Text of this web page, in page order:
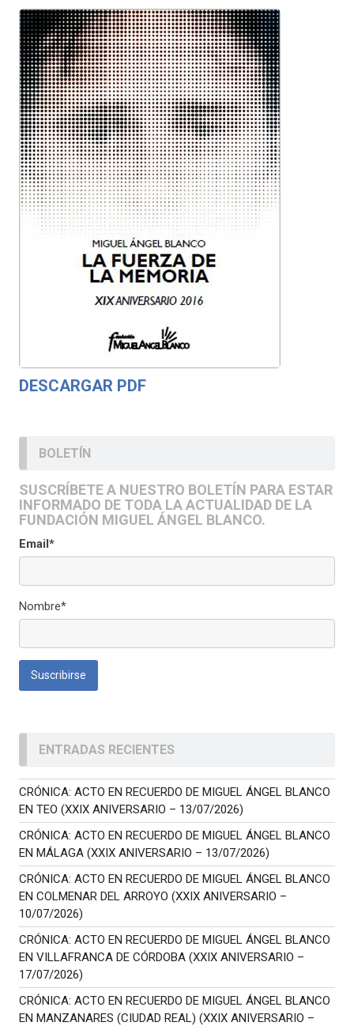
DESCARGAR PDF
BOLETÍN
SUSCRÍBETE A NUESTRO BOLETÍN PARA ESTAR
INFORMADO DE TODA LA ACTUALIDAD DE LA
FUNDACIÓN MIGUEL ÁNGEL BLANCO.
Email*
Nombre*
ENTRADAS RECIENTES
CRÓNICA: ACTO EN RECUERDO DE MIGUEL ÁNGEL BLANCO
EN TEO (XXIX ANIVERSARIO – 13/07/2026)
CRÓNICA: ACTO EN RECUERDO DE MIGUEL ÁNGEL BLANCO
EN MÁLAGA (XXIX ANIVERSARIO – 13/07/2026)
CRÓNICA: ACTO EN RECUERDO DE MIGUEL ÁNGEL BLANCO
EN COLMENAR DEL ARROYO (XXIX ANIVERSARIO –
10/07/2026)
CRÓNICA: ACTO EN RECUERDO DE MIGUEL ÁNGEL BLANCO
EN VILLAFRANCA DE CÓRDOBA (XXIX ANIVERSARIO –
17/07/2026)
CRÓNICA: ACTO EN RECUERDO DE MIGUEL ÁNGEL BLANCO
EN MANZANARES (CIUDAD REAL) (XXIX ANIVERSARIO –